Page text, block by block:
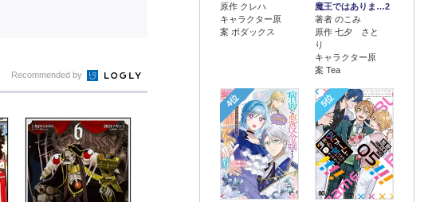
原作 クレハ
キャラクター原
案 ボダックス
魔王ではありま…2
著者 のこみ
原作 七夕 さと
り
キャラクター原
案 Tea
4位 5位
Recommended by